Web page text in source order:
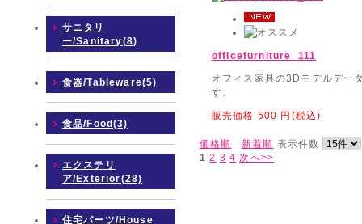
サニタリ
ー/Sanitary(8)
食器/Tableware(5)
食品/Food(3)
エクステリ
ア/Exterior(28)
住宅パーツ/House
officefurniture_111
オフィス家具の3Dモデルデー
す。
販売価格 500 円(税込)
価格順 新着順 表示件数
1 2 3 4 次へ>>